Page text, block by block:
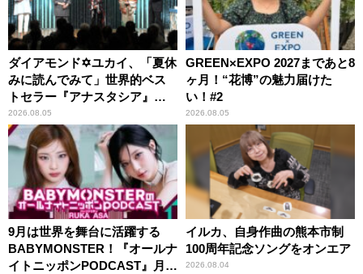
ダイアモンド✡ユカイ、「夏休
みに読んでみて」世界的ベス
トセラー『アナスタシア』を
紹介
2026.08.05
GREEN×EXPO 2027まであと8
ヶ月！“花博”の魅力届けた
い！#2
2026.08.05
9月は世界を舞台に活躍する
BABYMONSTER！『オールナ
イトニッポンPODCAST』月替
イルカ、自身作曲の熊本市制
100周年記念ソングをオンエア
2026.08.04